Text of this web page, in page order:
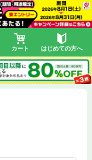
カート はじめての方へ